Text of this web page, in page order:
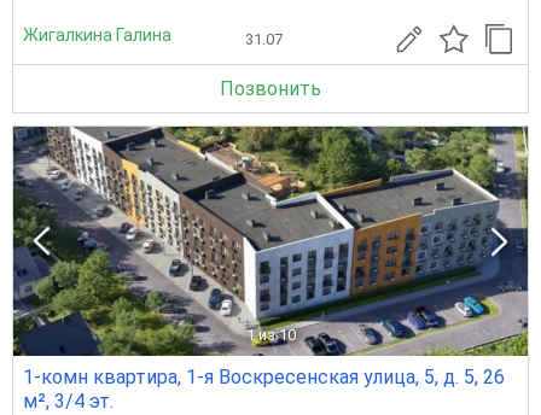
Жигалкина Галина 31.07
Позвонить
1 из 10
1-комн квартира, 1-я Воскресенская улица, 5, д. 5, 26
м², 3/4 эт.